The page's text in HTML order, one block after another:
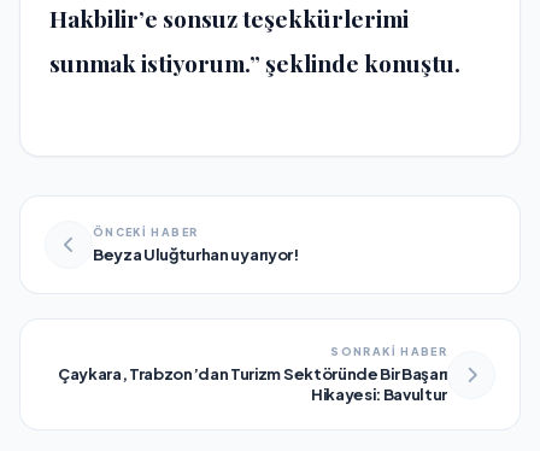
Hakbilir’e sonsuz teşekkürlerimi
sunmak istiyorum.” şeklinde konuştu.
ÖNCEKİ HABER
Beyza Uluğturhan uyarıyor!
SONRAKİ HABER
Çaykara, Trabzon’dan Turizm Sektöründe Bir Başarı
Hikayesi: Bavultur